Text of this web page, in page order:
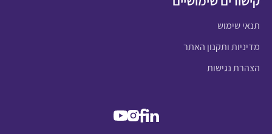
תנאי שימוש
מדיניות ותקנון האתר
הצהרת נגישות